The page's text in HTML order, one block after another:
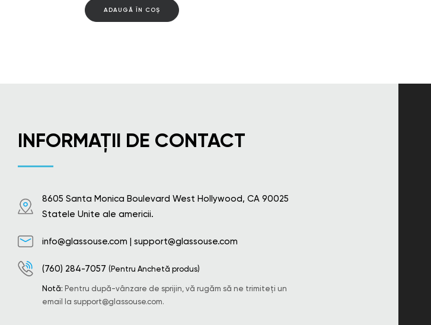
ADAUGĂ ÎN COȘ
INFORMAȚII DE CONTACT
8605 Santa Monica Boulevard West Hollywood, CA 90025
Statele Unite ale americii.
info@glassouse.com | support@glassouse.com
(760) 284-7057 (Pentru Anchetă produs)
Notă: Pentru după-vânzare de sprijin, vă rugăm să ne trimiteți un
email la support@glassouse.com.